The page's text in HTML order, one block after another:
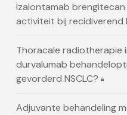
Izalontamab
activiteit bij recidiverend
Thoracale radiotherapie
durvalumab
gevorderd NSCLC?
Adjuvante behandeling